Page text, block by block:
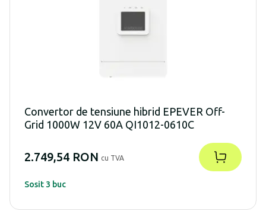
Convertor de tensiune hibrid EPEVER Off-
Grid 1000W 12V 60A QI1012-0610C
2.749,54 RON cu TVA
Sosit 3 buc